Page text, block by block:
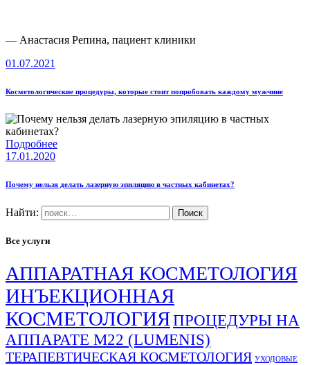
— Анастасия Репина, пациент клиники
01.07.2021
Косметологические процедуры, которые стоит попробовать каждому мужчине
Подробнее
17.01.2020
Почему нельзя делать лазерную эпиляцию в частных кабинетах?
Найти:
Все услуги
АППАРАТНАЯ КОСМЕТОЛОГИЯ
ИНЪЕКЦИОННАЯ
КОСМЕТОЛОГИЯПРОЦЕДУРЫ НА
АППАРАТЕ М22 (LUMENIS)
ТЕРАПЕВТИЧЕСКАЯ КОСМЕТОЛОГИЯ УХОДОВЫЕ